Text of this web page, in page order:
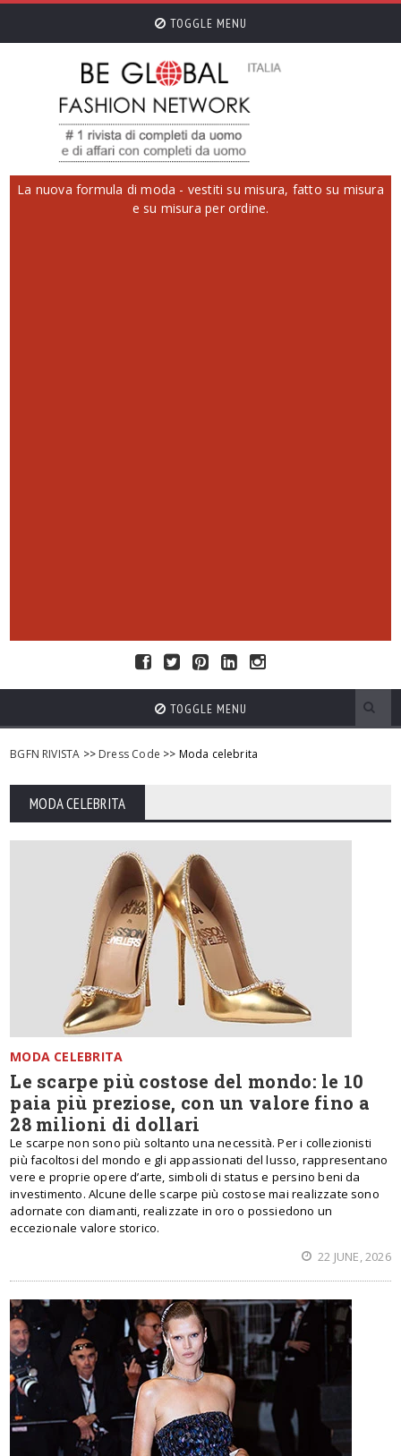
TOGGLE MENU
La nuova formula di moda - vestiti su misura, fatto su misura
e su misura per ordine.
TOGGLE MENU
BGFN RIVISTA >> Dress Code >> Moda celebrita
MODA CELEBRITA
MODA CELEBRITA
Le scarpe più costose del mondo: le 10
paia più preziose, con un valore fino a
28 milioni di dollari
Le scarpe non sono più soltanto una necessità. Per i collezionisti
più facoltosi del mondo e gli appassionati del lusso, rappresentano
vere e proprie opere d’arte, simboli di status e persino beni da
investimento. Alcune delle scarpe più costose mai realizzate sono
adornate con diamanti, realizzate in oro o possiedono un
eccezionale valore storico.
22 JUNE, 2026